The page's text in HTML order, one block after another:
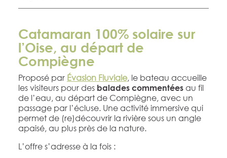
Catamaran 100% solaire sur
l’Oise, au départ de
Compiègne
Proposé par Évasion Fluviale, le bateau accueille
les visiteurs pour des balades commentéesau fil
de l’eau, au départ de Compiègne, avec un
passage par l’écluse. Une activité immersive qui
permet de (re)découvrir la rivière sous un angle
apaisé, au plus près de la nature.
L’offre s’adresse à la fois :